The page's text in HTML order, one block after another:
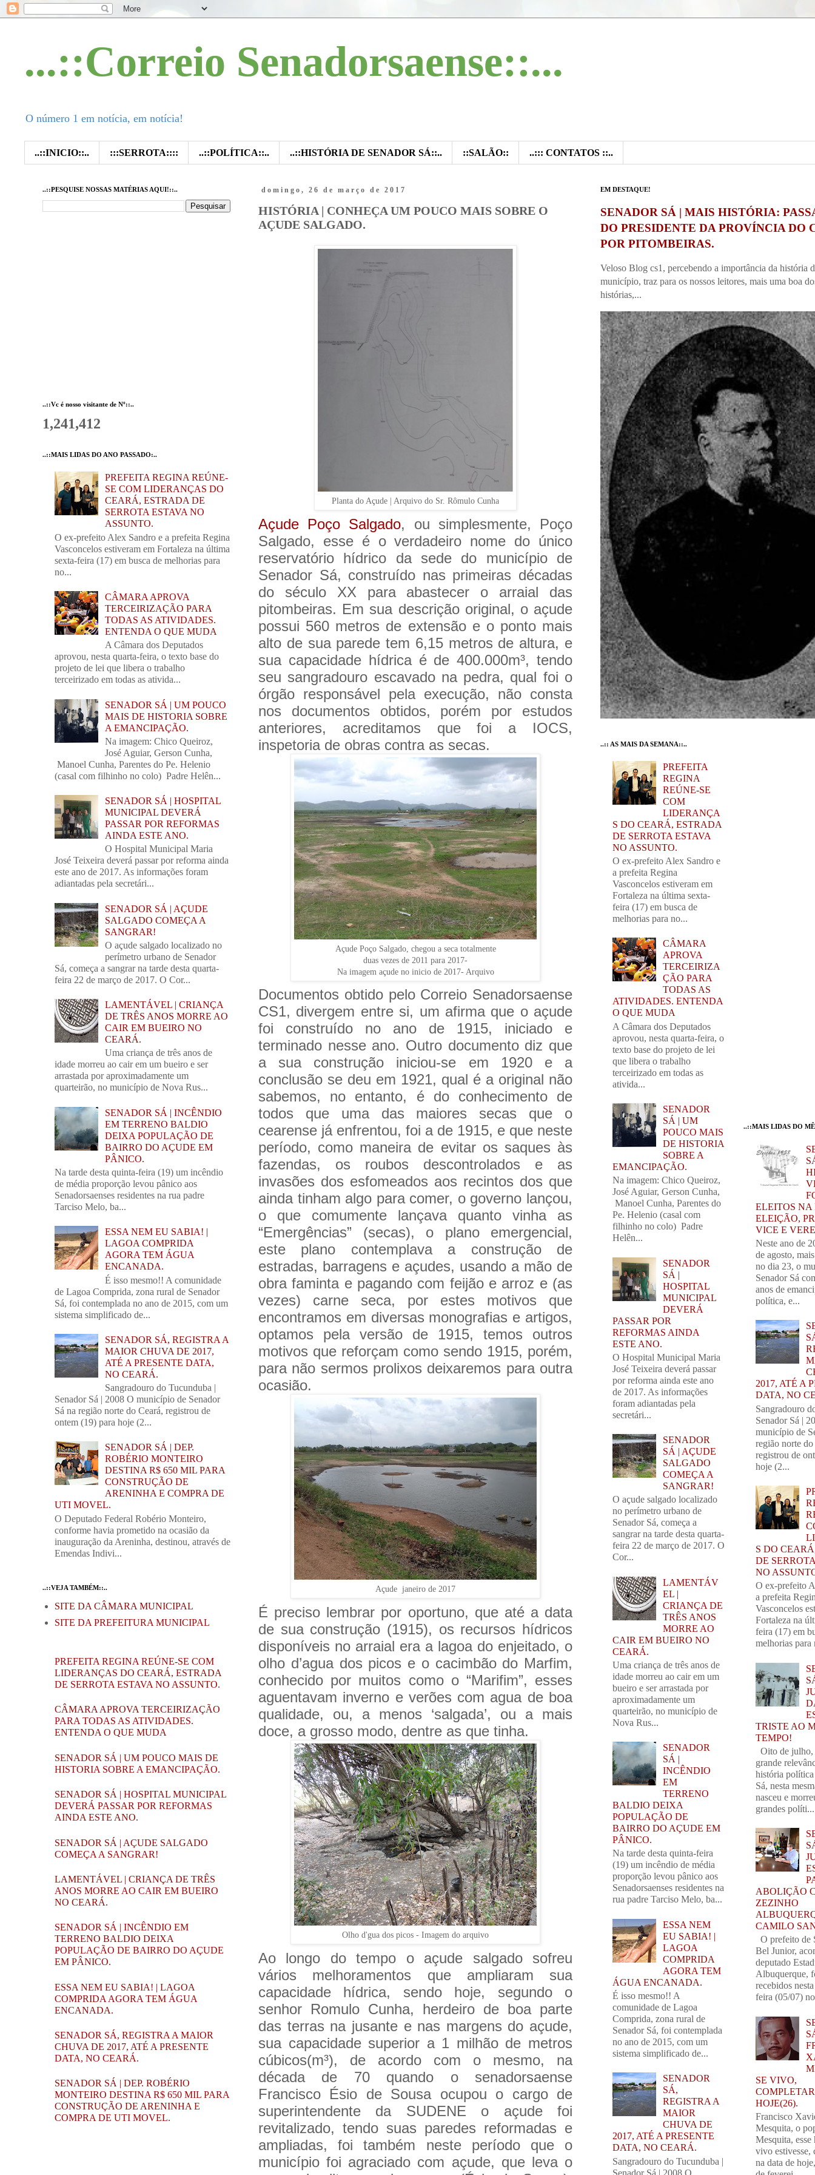
...::Correio Senadorsaense::...
O número 1 em notícia, em notícia!
..::INICIO::.. :::SERROTA:::: ..::POLÍTICA::.. ..::HISTÓRIA DE SENADOR SÁ::.. ::SALÃO:: ..::: CONTATOS ::..
domingo, 26 de março de 2017
HISTÓRIA | CONHEÇA UM POUCO MAIS SOBRE O
AÇUDE SALGADO.
Planta do Açude | Arquivo do Sr. Rômulo Cunha
Açude Poço Salgado, ou simplesmente, Poço
Salgado, esse é o verdadeiro nome do único
reservatório hídrico da sede do município de
Senador Sá, construído nas primeiras décadas
do século XX para abastecer o arraial das
pitombeiras. Em sua descrição original, o açude
possui 560 metros de extensão e o ponto mais
alto de sua parede tem 6,15 metros de altura, e
sua capacidade hídrica é de 400.000m³, tendo
seu sangradouro escavado na pedra, qual foi o
órgão responsável pela execução, não consta
nos documentos obtidos, porém por estudos
anteriores, acreditamos que foi a IOCS,
inspetoria de obras contra as secas.
Açude Poço Salgado, chegou a seca totalmente
duas vezes de 2011 para 2017-
Na imagem açude no inicio de 2017- Arquivo
Documentos obtido pelo Correio Senadorsaense
CS1, divergem entre si, um afirma que o açude
foi construído no ano de 1915, iniciado e
terminado nesse ano. Outro documento diz que
a sua construção iniciou-se em 1920 e a
conclusão se deu em 1921, qual é a original não
sabemos, no entanto, é do conhecimento de
todos que uma das maiores secas que o
cearense já enfrentou, foi a de 1915, e que neste
período, como maneira de evitar os saques às
fazendas, os roubos descontrolados e as
invasões dos esfomeados aos recintos dos que
ainda tinham algo para comer, o governo lançou,
o que comumente lançava quanto vinha as
“Emergências” (secas), o plano emergencial,
este plano contemplava a construção de
estradas, barragens e açudes, usando a mão de
obra faminta e pagando com feijão e arroz e (as
vezes) carne seca, por estes motivos que
encontramos em diversas monografias e artigos,
optamos pela versão de 1915, temos outros
motivos que reforçam como sendo 1915, porém,
para não sermos prolixos deixaremos para outra
ocasião.
Açude janeiro de 2017
É preciso lembrar por oportuno, que até a data
de sua construção (1915), os recursos hídricos
disponíveis no arraial era a lagoa do enjeitado, o
olho d’agua dos picos e o cacimbão do Marfim,
conhecido por muitos como o “Marifim”, esses
aguentavam inverno e verões com agua de boa
qualidade, ou, a menos ‘salgada’, ou a mais
doce, a grosso modo, dentre as que tinha.
Olho d'gua dos picos - Imagem do arquivo
Ao longo do tempo o açude salgado sofreu
vários melhoramentos que ampliaram sua
capacidade hídrica, sendo hoje, segundo o
senhor Romulo Cunha, herdeiro de boa parte
das terras na jusante e nas margens do açude,
sua capacidade superior a 1 milhão de metros
cúbicos(m³), de acordo com o mesmo, na
década de 70 quando o senadorsaense
Francisco Ésio de Sousa ocupou o cargo de
superintendente da SUDENE o açude foi
revitalizado, tendo suas paredes reformadas e
ampliadas, foi também neste período que o
município foi agraciado com açude, que leva o
..::PESQUISE NOSSAS MATÉRIAS AQUI!::..
..::Vc é nosso visitante de Nº::..
1,241,412
..::MAIS LIDAS DO ANO PASSADO:..
PREFEITA REGINA REÚNE-
SE COM LIDERANÇAS DO
CEARÁ, ESTRADA DE
SERROTA ESTAVA NO
ASSUNTO.
O ex-prefeito Alex Sandro e a prefeita Regina
Vasconcelos estiveram em Fortaleza na última
sexta-feira (17) em busca de melhorias para
no...
CÂMARA APROVA
TERCEIRIZAÇÃO PARA
TODAS AS ATIVIDADES.
ENTENDA O QUE MUDA
A Câmara dos Deputados
aprovou, nesta quarta-feira, o texto base do
projeto de lei que libera o trabalho
terceirizado em todas as ativida...
SENADOR SÁ | UM POUCO
MAIS DE HISTORIA SOBRE
A EMANCIPAÇÃO.
Na imagem: Chico Queiroz,
José Aguiar, Gerson Cunha,
Manoel Cunha, Parentes do Pe. Helenio
(casal com filhinho no colo) Padre Helên...
SENADOR SÁ | HOSPITAL
MUNICIPAL DEVERÁ
PASSAR POR REFORMAS
AINDA ESTE ANO.
O Hospital Municipal Maria
José Teixeira deverá passar por reforma ainda
este ano de 2017. As informações foram
adiantadas pela secretári...
SENADOR SÁ | AÇUDE
SALGADO COMEÇA A
SANGRAR!
O açude salgado localizado no
perímetro urbano de Senador
Sá, começa a sangrar na tarde desta quarta-
feira 22 de março de 2017. O Cor...
LAMENTÁVEL | CRIANÇA
DE TRÊS ANOS MORRE AO
CAIR EM BUEIRO NO
CEARÁ.
Uma criança de três anos de
idade morreu ao cair em um bueiro e ser
arrastada por aproximadamente um
quarteirão, no município de Nova Rus...
SENADOR SÁ | INCÊNDIO
EM TERRENO BALDIO
DEIXA POPULAÇÃO DE
BAIRRO DO AÇUDE EM
PÂNICO.
Na tarde desta quinta-feira (19) um incêndio
de média proporção levou pânico aos
Senadorsaenses residentes na rua padre
Tarciso Melo, ba...
ESSA NEM EU SABIA! |
LAGOA COMPRIDA
AGORA TEM ÁGUA
ENCANADA.
É isso mesmo!! A comunidade
de Lagoa Comprida, zona rural de Senador
Sá, foi contemplada no ano de 2015, com um
sistema simplificado de...
SENADOR SÁ, REGISTRA A
MAIOR CHUVA DE 2017,
ATÉ A PRESENTE DATA,
NO CEARÁ.
Sangradouro do Tucunduba |
Senador Sá | 2008 O município de Senador
Sá na região norte do Ceará, registrou de
ontem (19) para hoje (2...
SENADOR SÁ | DEP.
ROBÉRIO MONTEIRO
DESTINA R$ 650 MIL PARA
CONSTRUÇÃO DE
ARENINHA E COMPRA DE
UTI MOVEL.
O Deputado Federal Robério Monteiro,
conforme havia prometido na ocasião da
inauguração da Areninha, destinou, através de
Emendas Indivi...
..::VEJA TAMBÉM::..
SITE DA CÂMARA MUNICIPAL
SITE DA PREFEITURA MUNICIPAL
PREFEITA REGINA REÚNE-SE COM
LIDERANÇAS DO CEARÁ, ESTRADA
DE SERROTA ESTAVA NO ASSUNTO.
CÂMARA APROVA TERCEIRIZAÇÃO
PARA TODAS AS ATIVIDADES.
ENTENDA O QUE MUDA
SENADOR SÁ | UM POUCO MAIS DE
HISTORIA SOBRE A EMANCIPAÇÃO.
SENADOR SÁ | HOSPITAL MUNICIPAL
DEVERÁ PASSAR POR REFORMAS
AINDA ESTE ANO.
SENADOR SÁ | AÇUDE SALGADO
COMEÇA A SANGRAR!
LAMENTÁVEL | CRIANÇA DE TRÊS
ANOS MORRE AO CAIR EM BUEIRO
NO CEARÁ.
SENADOR SÁ | INCÊNDIO EM
TERRENO BALDIO DEIXA
POPULAÇÃO DE BAIRRO DO AÇUDE
EM PÂNICO.
ESSA NEM EU SABIA! | LAGOA
COMPRIDA AGORA TEM ÁGUA
ENCANADA.
SENADOR SÁ, REGISTRA A MAIOR
CHUVA DE 2017, ATÉ A PRESENTE
DATA, NO CEARÁ.
SENADOR SÁ | DEP. ROBÉRIO
MONTEIRO DESTINA R$ 650 MIL PARA
CONSTRUÇÃO DE ARENINHA E
COMPRA DE UTI MOVEL.
EM DESTAQUE!
SENADOR SÁ | MAIS HISTÓRIA:
DO PRESIDENTE DA PROVÍNCIA DO
POR PITOMBEIRAS.
Veloso Blog cs1, percebendo a importância da história
município, traz para os nossos leitores, mais uma boa
histórias,...
..:: AS MAIS DA SEMANA::..
PREFEITA
REGINA
REÚNE-SE
COM
LIDERANÇA
S DO CEARÁ, ESTRADA
DE SERROTA ESTAVA
NO ASSUNTO.
O ex-prefeito Alex Sandro e
a prefeita Regina
Vasconcelos estiveram em
Fortaleza na última sexta-
feira (17) em busca de
melhorias para no...
CÂMARA
APROVA
TERCEIRIZA
ÇÃO PARA
TODAS AS
ATIVIDADES. ENTENDA
O QUE MUDA
A Câmara dos Deputados
aprovou, nesta quarta-feira, o
texto base do projeto de lei
que libera o trabalho
terceirizado em todas as
ativida...
SENADOR
SÁ | UM
POUCO MAIS
DE HISTORIA
SOBRE A
EMANCIPAÇÃO.
Na imagem: Chico Queiroz,
José Aguiar, Gerson Cunha,
Manoel Cunha, Parentes do
Pe. Helenio (casal com
filhinho no colo) Padre
Helên...
SENADOR
SÁ |
HOSPITAL
MUNICIPAL
DEVERÁ
PASSAR POR
REFORMAS AINDA
ESTE ANO.
O Hospital Municipal Maria
José Teixeira deverá passar
por reforma ainda este ano
de 2017. As informações
foram adiantadas pela
secretári...
SENADOR
SÁ | AÇUDE
SALGADO
COMEÇA A
SANGRAR!
O açude salgado localizado
no perímetro urbano de
Senador Sá, começa a
sangrar na tarde desta quarta-
feira 22 de março de 2017. O
Cor...
LAMENTÁV
EL |
CRIANÇA DE
TRÊS ANOS
MORRE AO
CAIR EM BUEIRO NO
CEARÁ.
Uma criança de três anos de
idade morreu ao cair em um
bueiro e ser arrastada por
aproximadamente um
quarteirão, no município de
Nova Rus...
SENADOR
SÁ |
INCÊNDIO
EM
TERRENO
BALDIO DEIXA
POPULAÇÃO DE
BAIRRO DO AÇUDE EM
PÂNICO.
Na tarde desta quinta-feira
(19) um incêndio de média
proporção levou pânico aos
Senadorsaenses residentes na
rua padre Tarciso Melo, ba...
ESSA NEM
EU SABIA! |
LAGOA
COMPRIDA
AGORA TEM
ÁGUA ENCANADA.
É isso mesmo!! A
comunidade de Lagoa
Comprida, zona rural de
Senador Sá, foi contemplada
no ano de 2015, com um
sistema simplificado de...
SENADOR
SÁ,
REGISTRA A
MAIOR
CHUVA DE
2017, ATÉ A PRESENTE
DATA, NO CEARÁ.
Sangradouro do Tucunduba |
Senador Sá | 2008 O
..::MAIS LIDAS DO
ELEITOS NA
ELEIÇÃO,
VICE E
Neste ano de
de agosto,
no dia 23, o
Senador Sá
anos de
política, e...
2017, ATÉ A
DATA, NO
Sangradouro
Senador Sá |
município de
região norte do
registrou de
hoje (2...
S DO
DE
NO
O ex-prefeito
a prefeita
Vasconcelos
Fortaleza na
feira (17) em
melhorias para
TRISTE AO
TEMPO!
Oito de julho,
grande
história
Sá, nesta
nasceu e
grandes políti...
ABOLIÇÃO
ZEZINHO
CAMILO
O prefeito de
Bel Junior,
deputado
Albuquerque,
recebidos
feira (05/07)
SE VIVO,
HOJE(26).
Francisco
Mesquita, o
Mesquita, esse
vivo estivesse,
na data de